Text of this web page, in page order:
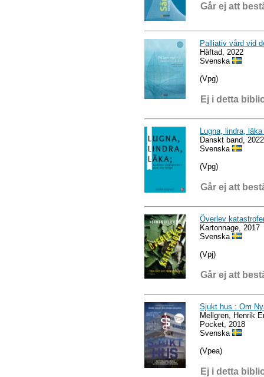
Går ej att
Palliativ vård vid
Häftad, 2022
Svenska
(Vpg)
Ej i detta
Lugna, lindra,
Danskt band, 2022
Svenska
(Vpg)
Går ej att
Överlev
Kartonnage, 2017
Svenska
(Vpj)
Går ej att
Sjukt hus : Om
Mellgren, Henrik
Pocket, 2018
Svenska
(Vpea)
Ej i detta